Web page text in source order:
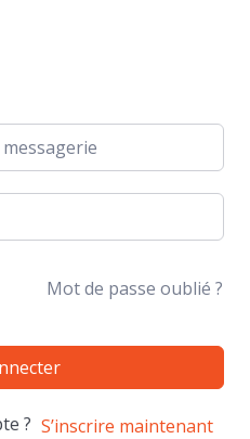
Mot de passe oublié ?
? S’inscrire maintenant